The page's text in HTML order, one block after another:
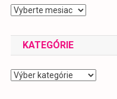
2019-
KATEGÓRIE
Kategórie